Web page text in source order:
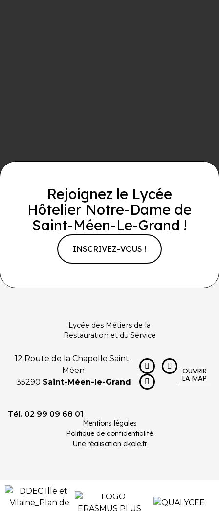
Rejoignez le Lycée
Hôtelier Notre-Dame de
Saint-Méen-Le-Grand !
INSCRIVEZ-VOUS !
Lycée des Métiers de la
Restauration et du Service
12 Route de la Chapelle Saint-
Méen
35290 Saint-Méen-le-Grand
OUVRIR
LA MAP
Tél. 02 99 09 68 01
Mentions légales
Politique de confidentialité
Une réalisation ekole.fr